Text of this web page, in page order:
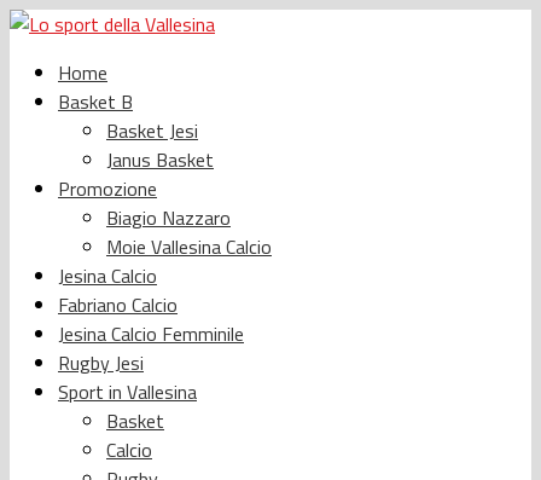
Home
Basket B
Basket Jesi
Janus Basket
Promozione
Biagio Nazzaro
Moie Vallesina Calcio
Jesina Calcio
Fabriano Calcio
Jesina Calcio Femminile
Rugby Jesi
Sport in Vallesina
Basket
Calcio